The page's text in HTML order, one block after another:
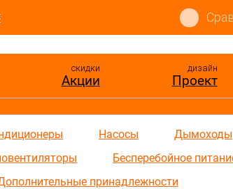
скидки
Акции
дизайн
Проект
Насосы Дымоходы
Бесперебойное
принадлежности